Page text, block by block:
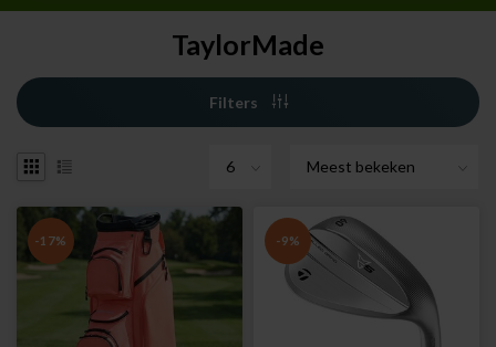
TaylorMade
Filters
-17% -9%